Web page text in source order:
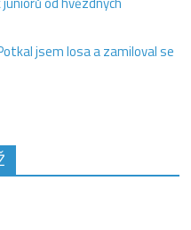
jsem losa a zamiloval se